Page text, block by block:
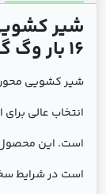
16 بار وگ گلستان
انتخاب عالی
است. این محصول
است در شرایط